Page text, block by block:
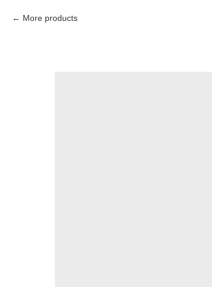
More products